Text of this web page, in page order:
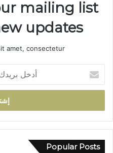
ي
إ
mailing list
updates!
amet, consectetur.
خ
ب
ر
Popular Posts